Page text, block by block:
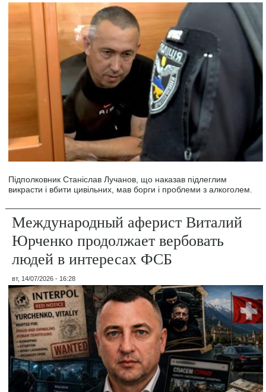
Підполковник Станіслав Лучанов, що наказав підлеглим
викрасти і вбити цивільних, мав борги і проблеми з алкоголем.
Международный аферист Виталий
Юрченко продолжает вербовать
людей в интересах ФСБ
вт, 14/07/2026 - 16:28